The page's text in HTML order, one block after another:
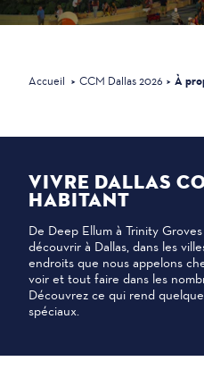
Accueil CCM Dallas 2026 À
VIVRE DALLAS
HABITANT
De Deep Ellum à Trinity
découvrir à Dallas, dans les
endroits que nous appelons
voir et tout faire dans les
Découvrez ce qui rend
spéciaux.